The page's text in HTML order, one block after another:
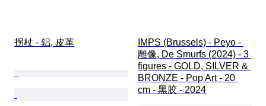
拐杖 - 鋁, 皮革
IMPS (Brussels) - Peyo -
雕像, De Smurfs (2024) - 3
figures - GOLD, SILVER &
BRONZE - Pop Art - 20
cm - 黑胶 - 2024